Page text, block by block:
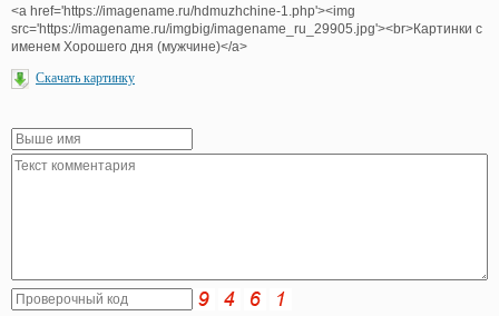
<a href='https://imagename.ru/hdmuzhchine-1.php'><img
src='https://imagename.ru/imgbig/imagename_ru_29905.jpg'><br>Картинки с
именем Хорошего дня (мужчине)</a>
Скачать картинку